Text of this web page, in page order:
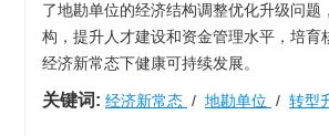
了地勘单位的经济结构调整优化升级问
构，提升人才建设和资金管理水平，培
经济新常态下健康可持续发展。
关键词: 经济新常态 / 地勘单位 / 转型